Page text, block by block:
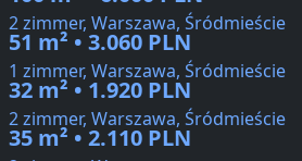
2 zimmer, Warszawa, Śródmieście
51 m² • 3.060 PLN
1 zimmer, Warszawa, Śródmieście
32 m² • 1.920 PLN
2 zimmer, Warszawa, Śródmieście
35 m² • 2.110 PLN